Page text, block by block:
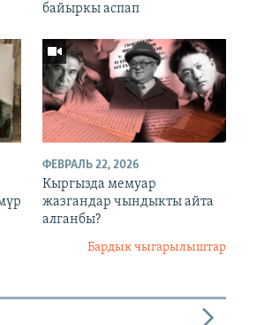
байыркы аспап
ФЕВРАЛЬ 22, 2026
Кыргызда мемуар
жазгандар чындыкты айта
алганбы?
Бардык чыгарылыштар